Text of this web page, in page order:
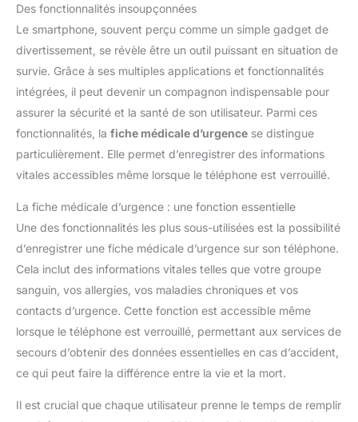
Des fonctionnalités insoupçonnées
Le smartphone, souvent perçu comme un simple gadget de
divertissement, se révèle être un outil puissant en situation de
survie. Grâce à ses multiples applications et fonctionnalités
intégrées, il peut devenir un compagnon indispensable pour
assurer la sécurité et la santé de son utilisateur. Parmi ces
fonctionnalités, la fiche médicale d’urgence se distingue
particulièrement. Elle permet d’enregistrer des informations
vitales accessibles même lorsque le téléphone est verrouillé.
La fiche médicale d’urgence : une fonction essentielle
Une des fonctionnalités les plus sous-utilisées est la possibilité
d’enregistrer une fiche médicale d’urgence sur son téléphone.
Cela inclut des informations vitales telles que votre groupe
sanguin, vos allergies, vos maladies chroniques et vos
contacts d’urgence. Cette fonction est accessible même
lorsque le téléphone est verrouillé, permettant aux services de
secours d’obtenir des données essentielles en cas d’accident,
ce qui peut faire la différence entre la vie et la mort.
Il est crucial que chaque utilisateur prenne le temps de remplir